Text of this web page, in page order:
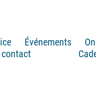
Événements